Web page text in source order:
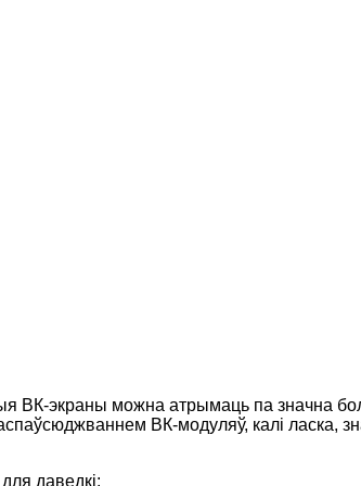
ВК-экраны можна атрымаць па значна
ВК-модуляў, калі ласка,
даведкі: